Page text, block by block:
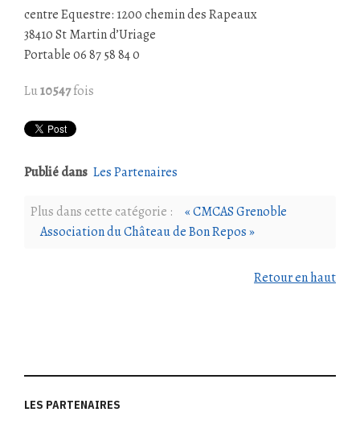
centre Equestre: 1200 chemin des Rapeaux
38410 St Martin d’Uriage
Portable 06 87 58 84 0
Lu10547fois
Publié dans Les Partenaires
Plus dans cette catégorie :
« CMCAS Grenoble
Association du Château de Bon Repos »
Retour en haut
LES PARTENAIRES